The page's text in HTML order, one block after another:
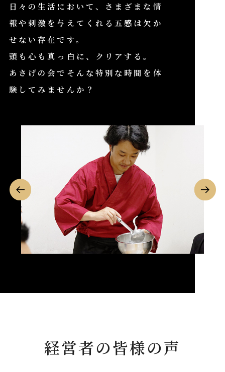
日々の生活において、さまざまな 情
報や刺激を与えてくれる五感は 欠か
せない存在です。
頭も心も真っ白に、クリアする。
あさげの会でそんな特別な時間を 体
験してみませんか？
経営者の皆様の声